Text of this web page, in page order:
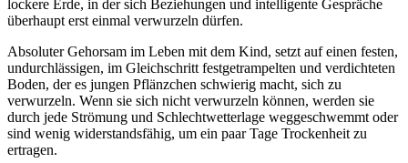
lockere Erde, in der sich Beziehungen und intelligente Gespräche
überhaupt erst einmal verwurzeln dürfen.
Absoluter Gehorsam im Leben mit dem Kind, setzt auf einen festen,
undurchlässigen, im Gleichschritt festgetrampelten und verdichteten
Boden, der es jungen Pflänzchen schwierig macht, sich zu
verwurzeln. Wenn sie sich nicht verwurzeln können, werden sie
durch jede Strömung und Schlechtwetterlage weggeschwemmt oder
sind wenig widerstandsfähig, um ein paar Tage Trockenheit zu
ertragen.